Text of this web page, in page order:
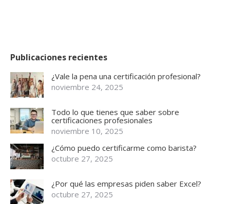
Publicaciones recientes
¿Vale la pena una certificación profesional?
noviembre 24, 2025
Todo lo que tienes que saber sobre
certificaciones profesionales
noviembre 10, 2025
¿Cómo puedo certificarme como barista?
octubre 27, 2025
¿Por qué las empresas piden saber Excel?
octubre 27, 2025